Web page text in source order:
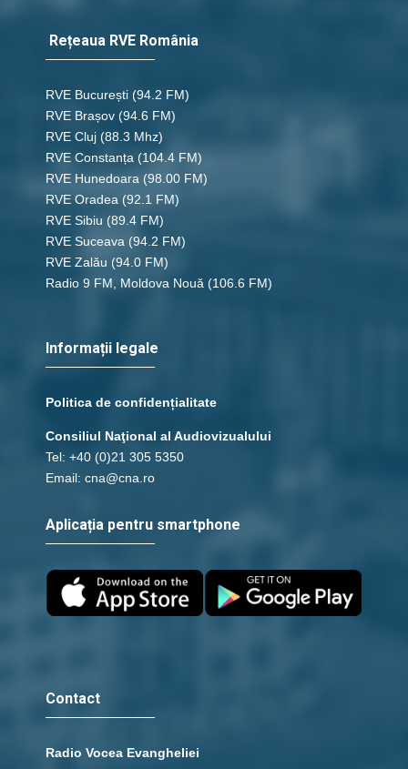
Rețeaua RVE România
RVE București (94.2 FM)
RVE Brașov (94.6 FM)
RVE Cluj (88.3 Mhz)
RVE Constanța (104.4 FM)
RVE Hunedoara (98.00 FM)
RVE Oradea (92.1 FM)
RVE Sibiu (89.4 FM)
RVE Suceava (94.2 FM)
RVE Zalău (94.0 FM)
Radio 9 FM, Moldova Nouă (106.6 FM)
Informații legale
Politica de confidențialitate
Consiliul Naţional al Audiovizualului
Tel: +40 (0)21 305 5350
Email: cna@cna.ro
Aplicația pentru smartphone
Contact
Radio Vocea Evangheliei